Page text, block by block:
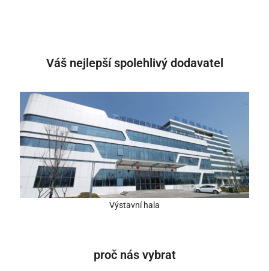
Váš nejlepší spolehlivý dodavatel
Výstavní hala
proč nás vybrat